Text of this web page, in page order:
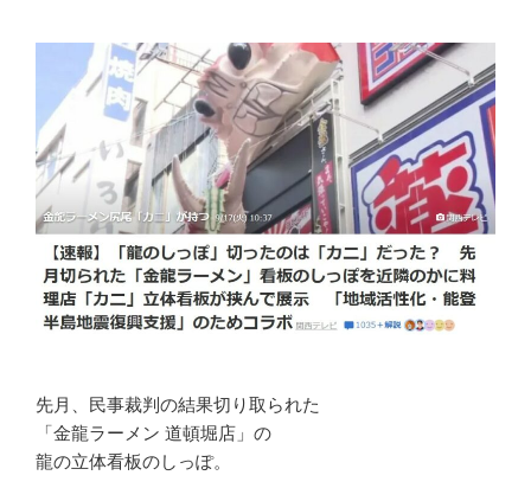
先月、民事裁判の結果切り取られた
「金龍ラーメン 道頓堀店」の
龍の立体看板のしっぽ。